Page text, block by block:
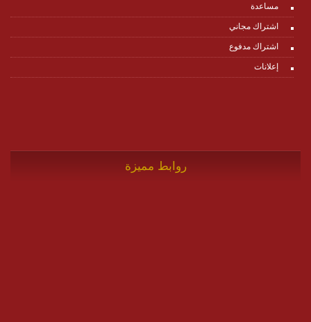
مساعدة
اشتراك مجاني
اشتراك مدفوع
إعلانات
روابط مميزة